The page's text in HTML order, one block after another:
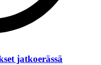
jatkoerässä